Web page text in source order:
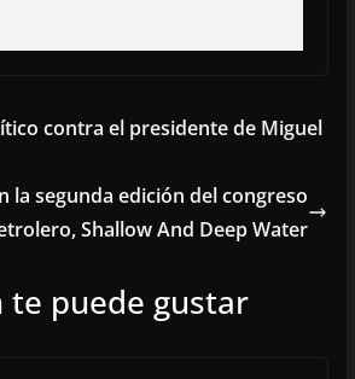
contra el presidente de Miguel
la segunda edición del congreso
Shallow And Deep Water
te puede gustar